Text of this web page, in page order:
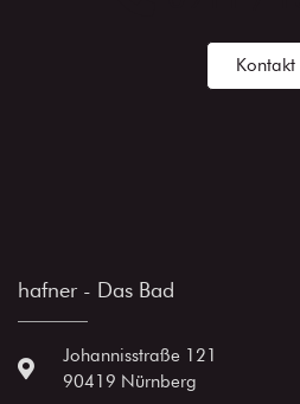
Kontakt
hafner - Das Bad
Johannisstraße 121
90419 Nürnberg